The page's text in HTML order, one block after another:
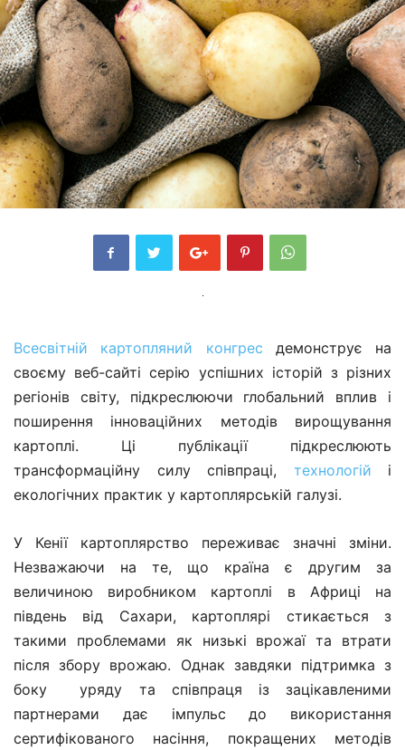
Всесвітній картопляний конгрес демонструє на
своєму веб-сайті серію успішних історій з різних
регіонів світу, підкреслюючи глобальний вплив і
поширення інноваційних методів вирощування
картоплі. Ці публікації підкреслюють
трансформаційну силу співпраці, технологій і
екологічних практик у картоплярській галузі.
У Кенії картоплярство переживає значні зміни.
Незважаючи на те, що країна є другим за
величиною виробником картоплі в Африці на
південь від Сахари, картоплярі стикається з
такими проблемами як низькі врожаї та втрати
після збору врожаю. Однак завдяки підтримка з
боку уряду та співпраця із зацікавленими
партнерами дає імпульс до використання
сертифікованого насіння, покращених методів